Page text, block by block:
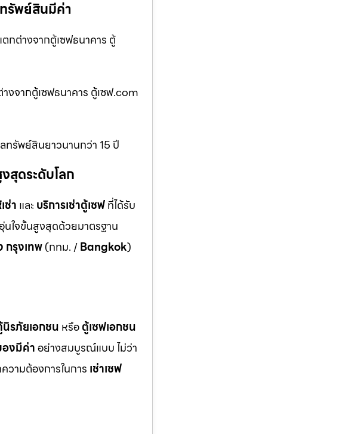
ทรัพย์สินมีค่า
กต่างจากตู้เซฟธนาคาร ตู้
งจากตู้เซฟธนาคาร ตู้เซฟ.com
ทรัพย์สินยาวนานกว่า 15 ปี
สุดระดับโลก
ช่า และบริการเช่าตู้เซฟที่ได้รับ
นใจขั้นสูงสุดด้วยมาตรฐาน
กรุงเทพ(กทม. /Bangkok)
รภัยเอกชน หรือตู้เซฟเอกชน
งมีค่าอย่างสมบูรณ์แบบ ไม่ว่า
ามต้องการในการ เช่าเซฟ